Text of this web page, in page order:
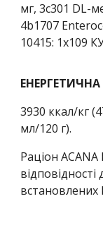
мг, 3c301 DL-
4b1707
10415: 1x109
ЕНЕРГЕТИЧНА
3930 ккал/кг
мл/120 г).
Раціон
встановлених